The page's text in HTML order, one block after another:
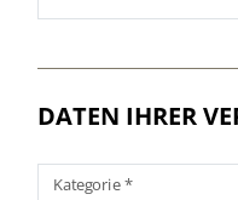
DATEN IHRER
Kategorie *